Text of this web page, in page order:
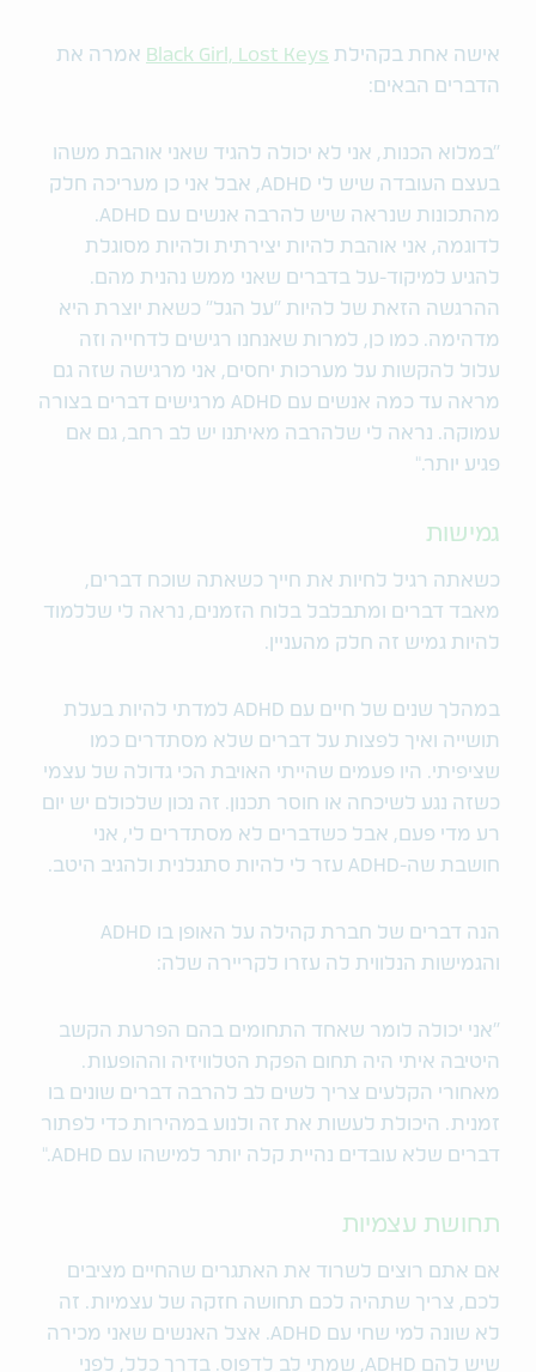
אישה אחת בקהילת Black Girl, Lost Keys אמרה את
הדברים הבאים:
"במלוא הכנות, אני לא יכולה להגיד שאני אוהבת משהו
בעצם העובדה שיש לי ADHD, אבל אני כן מעריכה חלק
מהתכונות שנראה שיש להרבה אנשים עם ADHD.
לדוגמה, אני אוהבת להיות יצירתית ולהיות מסוגלת
להגיע למיקוד-על בדברים שאני ממש נהנית מהם.
ההרגשה הזאת של להיות "על הגל" כשאת יוצרת היא
מדהימה. כמו כן, למרות שאנחנו רגישים לדחייה וזה
עלול להקשות על מערכות יחסים, אני מרגישה שזה גם
מראה עד כמה אנשים עם ADHD מרגישים דברים בצורה
עמוקה. נראה לי שלהרבה מאיתנו יש לב רחב, גם אם
פגיע יותר."
גמישות
כשאתה רגיל לחיות את חייך כשאתה שוכח דברים,
מאבד דברים ומתבלבל בלוח הזמנים, נראה לי שללמוד
להיות גמיש זה חלק מהעניין.
במהלך שנים של חיים עם ADHD למדתי להיות בעלת
תושייה ואיך לפצות על דברים שלא מסתדרים כמו
שציפיתי. היו פעמים שהייתי האויבת הכי גדולה של עצמי
כשזה נגע לשיכחה או חוסר תכנון. זה נכון שלכולם יש יום
רע מדי פעם, אבל כשדברים לא מסתדרים לי, אני
חושבת שה-ADHD עזר לי להיות סתגלנית ולהגיב היטב.
הנה דברים של חברת קהילה על האופן בו ADHD
והגמישות הנלווית לה עזרו לקריירה שלה:
"אני יכולה לומר שאחד התחומים בהם הפרעת הקשב
היטיבה איתי היה תחום הפקת הטלוויזיה וההופעות.
מאחורי הקלעים צריך לשים לב להרבה דברים שונים בו
זמנית. היכולת לעשות את זה ולנוע במהירות כדי לפתור
דברים שלא עובדים נהיית קלה יותר למישהו עם ADHD."
תחושת עצמיות
אם אתם רוצים לשרוד את האתגרים שהחיים מציבים
לכם, צריך שתהיה לכם תחושה חזקה של עצמיות. זה
לא שונה למי שחי עם ADHD. אצל האנשים שאני מכירה
שיש להם ADHD, שמתי לב לדפוס. בדרך כלל, לפני